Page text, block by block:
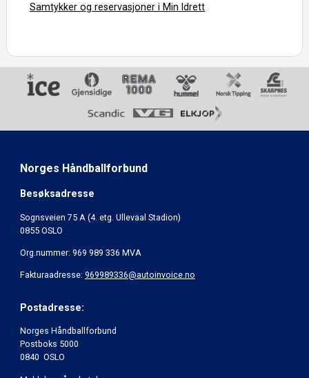
Samtykker og reservasjoner i Min Idrett
Norges Håndballforbund
Besøksadresse
Sognsveien 75 A (4. etg. Ullevaal Stadion)
0855 OSLO
Org.nummer: 969 989 336 MVA
Fakturaadresse: 969989336@autoinvoice.no
Postadresse:
Norges Håndballforbund
Postboks 5000
0840 OSLO